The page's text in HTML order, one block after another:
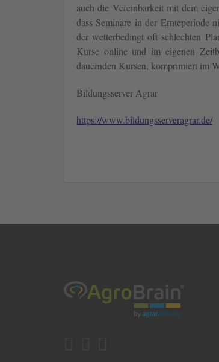
auch die Vereinbarkeit mit dem
dass Seminare in der Ernteperiode
der wetterbedingt oft schlechten
Kurse online und im eigenen
dauernden Kursen, komprimiert im
Bildungsserver Agrar
https://www.bildungsserveragrar.de/